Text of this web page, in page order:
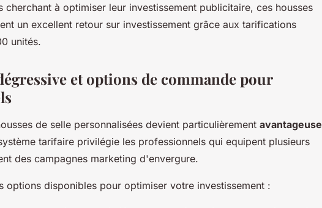
cherchant à optimiser leur investissement publicitaire, ces housses
un excellent retour sur investissement grâce aux tarifications
unités.
et options de commande pour
de selle personnalisées devient particulièrement avantageuse
tarifaire privilégie les professionnels qui equipent plusieurs
des campagnes marketing d'envergure.
options disponibles pour optimiser votre investissement :